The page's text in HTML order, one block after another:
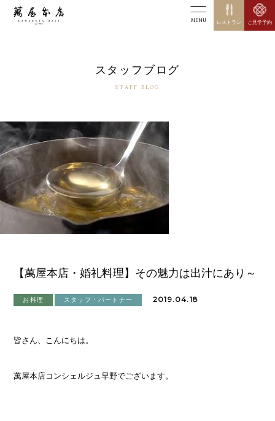
MENU ご見学予約
レストラン
スタッフブログ
STAFF BLOG
【萬屋本店・婚礼料理】その魅力は出汁にあり～
お料理 スタッフ・パートナー 2019.04.18
皆さん、こんにちは。
萬屋本店コンシェルジュ早野でございます。